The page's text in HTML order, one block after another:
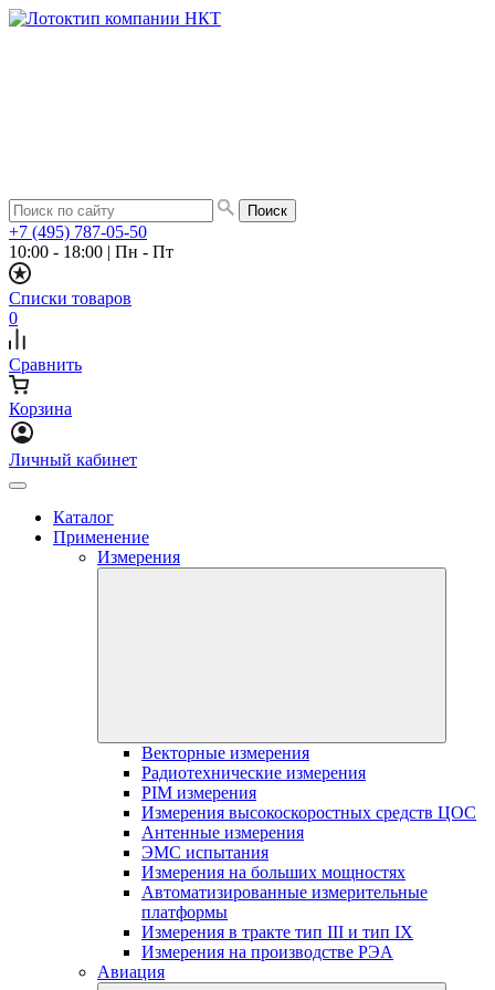
+7 (495) 787-05-50
10:00 - 18:00 | Пн - Пт
Списки товаров
0
Сравнить
Корзина
Личный кабинет
Каталог
Применение
Измерения
Векторные измерения
Радиотехнические измерения
PIM измерения
Измерения высокоскоростных средств ЦОС
Антенные измерения
ЭМС испытания
Измерения на больших мощностях
Автоматизированные измерительные
платформы
Измерения в тракте тип III и тип IX
Измерения на производстве РЭА
Авиация